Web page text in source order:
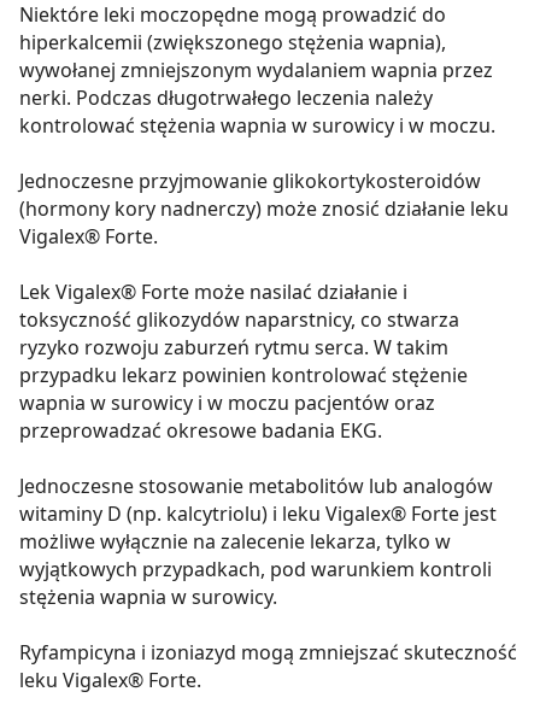
Niektóre leki moczopędne mogą prowadzić do
hiperkalcemii (zwiększonego stężenia wapnia),
wywołanej zmniejszonym wydalaniem wapnia przez
nerki. Podczas długotrwałego leczenia należy
kontrolować stężenia wapnia w surowicy i w moczu.
Jednoczesne przyjmowanie glikokortykosteroidów
(hormony kory nadnerczy) może znosić działanie leku
Vigalex® Forte.
Lek Vigalex® Forte może nasilać działanie i
toksyczność glikozydów naparstnicy, co stwarza
ryzyko rozwoju zaburzeń rytmu serca. W takim
przypadku lekarz powinien kontrolować stężenie
wapnia w surowicy i w moczu pacjentów oraz
przeprowadzać okresowe badania EKG.
Jednoczesne stosowanie metabolitów lub analogów
witaminy D (np. kalcytriolu) i leku Vigalex® Forte jest
możliwe wyłącznie na zalecenie lekarza, tylko w
wyjątkowych przypadkach, pod warunkiem kontroli
stężenia wapnia w surowicy.
Ryfampicyna i izoniazyd mogą zmniejszać skuteczność
leku Vigalex® Forte.